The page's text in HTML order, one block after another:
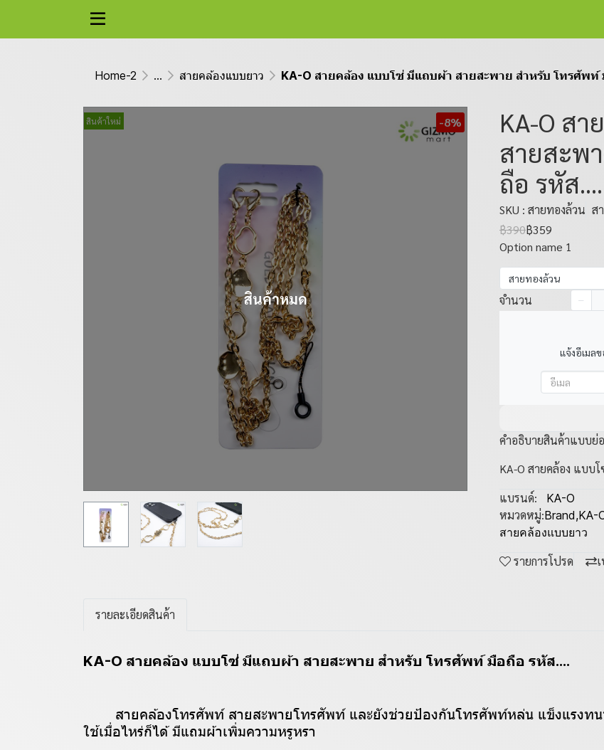
Home-2 ... สายคล้องแบบยาว KA-O สายคล้อง แบบโซ่ มีแถบผ้า สายสะพาย สำหรับ โทรศัพท์
สินค้าใหม่ -8%
สินค้าหมด
KA-O ส
สายสะพ
ถือ รหัส....
SKU : สายทองล้วน ส
฿390฿359
Option name 1
สายทองล้วน
จำนวน
แจ้งอีเมล
คำอธิบายสินค้าแบบย่อ
KA-O สายคล้อง แบบ
แบรนด์:
KA-O
หมวดหมู่:Brand,KA-
สายคล้องแบบยาว
รายการโปรด
รายละเอียดสินค้า
KA-O สายคล้อง แบบโซ่ มีแถบผ้า สายสะพาย สำหรับ โทรศัพท์ มือถือ รหัส....
สายคล้องโทรศัพท์ สายสะพายโทรศัพท์ และยังช่วยป้องกันโทรศัพท์หล่น แข็งแรงท
ใช้เมื่อไหร่ก็ได้ มีแถมผ้าเพิ่มความหรูหรา